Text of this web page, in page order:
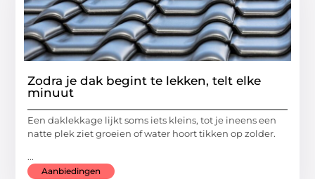
Zodra je dak begint te lekken, telt elke
minuut
Een daklekkage lijkt soms iets kleins, tot je ineens een
natte plek ziet groeien of water hoort tikken op zolder.
...
Aanbiedingen